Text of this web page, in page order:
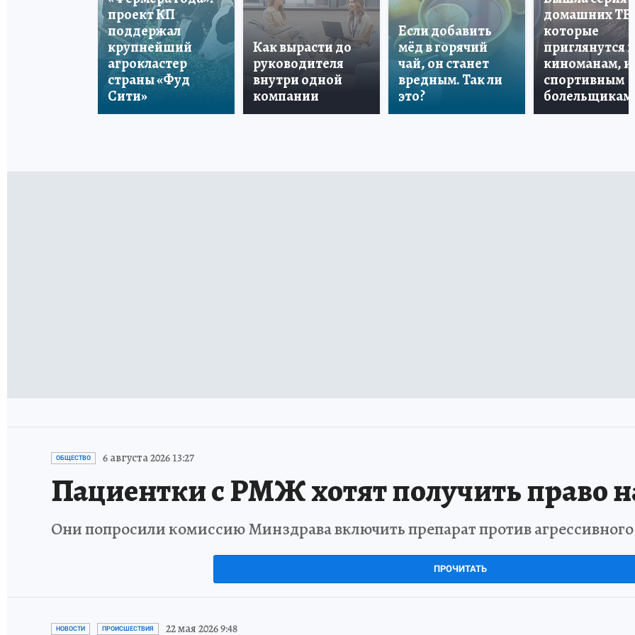
проект КП
поддержал
крупнейший
агрокластер
страны «Фуд
Сити»
Как вырасти до
руководителя
внутри одной
компании
Если добавить
мёд в горячий
чай, он станет
вредным. Так ли
это?
домашних ТВ,
которые
приглянутся и
киноманам, и
спортивным
болельщикам
ОБЩЕСТВО 6 августа 2026 13:27
Пациентки с РМЖ хотят получить право
Они попросили комиссию Минздрава включить препарат против
ПРОЧИТАТЬ
НОВОСТИ ПРОИСШЕСТВИЯ 22 мая 2026 9:48